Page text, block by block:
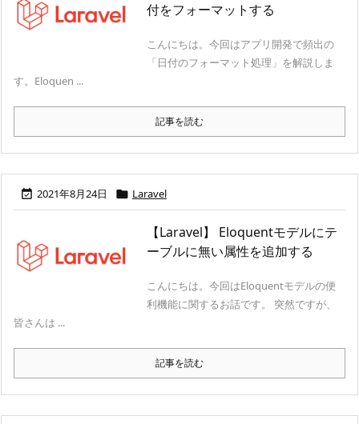
付をフォーマットする
こんにちは。今回はアプリ開発で頻出の
「日付のフォーマット処理」を解説しま
す。Eloquen ...
記事を読む
 2021年8月24日  Laravel
【Laravel】 Eloquentモデルにテ
ーブルに無い属性を追加する
こんにちは。今回はEloquentモデルの便
利機能に関するお話です。 突然ですが、
皆さんは ...
記事を読む